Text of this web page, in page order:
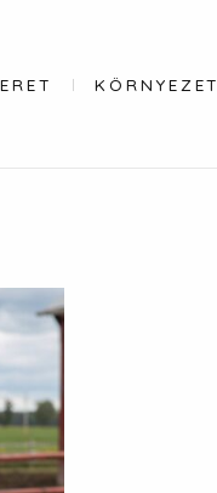
KÖRNYEZET